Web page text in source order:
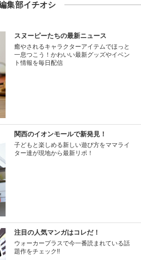
集部イチオシ
スヌーピーたちの最新ニュース
癒やされるキャラクターアイテムでほっと
一息つこう！かわいい最新グッズやイベン
ト情報を毎日配信
関西のイオンモールで新発見！
子どもと楽しめる新しい遊び方をママライ
ター達が現地から最新リポ！
注目の人気マンガはコレだ！
ウォーカープラスで今一番読まれている話
題作をチェック!!